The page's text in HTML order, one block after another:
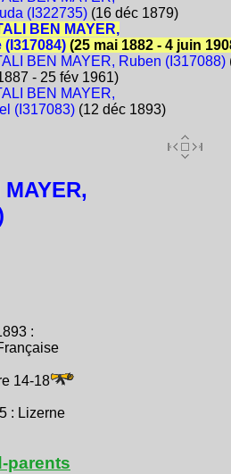
(I322735)(16 déc 1879)
BEN MAYER,
(I317084)(25 mai 1882 - 4 juin
BEN MAYER, Ruben (I317088)
- 25 fév 1961)
BEN MAYER,
(I317083)(12 déc 1893)
:
14-18
: Lizerne
parents